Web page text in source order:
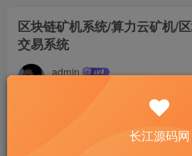
区块链矿机系统/算力云矿机/
交易系统
admin
区块链矿机系统/算力云矿机/区块链加
长江源码网